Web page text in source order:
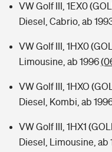
Sie haben Fragen?
Zur Übersicht
Kinderunfall-Check:
Typklassen: So ist Ihr
VW Golf III, 1EX0
Diesel, Cabrio, ab
VW Golf III, 1HX0
Limousine, ab 1996
VW Golf III, 1HXO
Diesel, Kombi, ab
VW Golf III, 1HX1
Diesel, Limousine, ab